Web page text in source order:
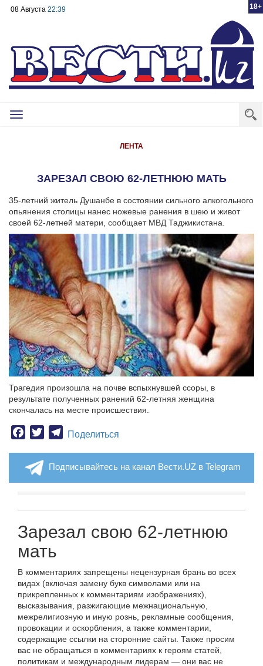
18+
08 Августа 22:39
Toggle
ЛЕНТА
ЗАРЕЗАЛ СВОЮ 62-ЛЕТНЮЮ МАТЬ
35-летний житель Душанбе в состоянии сильного алкогольного
опьянения столицы нанес ножевые ранения в шею и живот
своей 62-летней матери, сообщает МВД Таджикистана.
Трагедия произошла на почве вспыхнувшей ссоры, в
результате полученных ранений 62-летняя женщина
скончалась на месте происшествия.
Facebook
TwitterTelegram
Поделиться
Подписывайтесь на канал Вести.UZ в Telegram
Зарезал свою 62-летнюю
мать
В комментариях запрещены нецензурная брань во всех
видах (включая замену букв символами или на
прикрепленных к комментариям изображениях),
высказывания, разжигающие межнациональную,
межрелигиозную и иную рознь, рекламные сообщения,
провокации и оскорбления, а также комментарии,
содержащие ссылки на сторонние сайты. Также просим
вас не обращаться в комментариях к героям статей,
политикам и международным лидерам — они вас не